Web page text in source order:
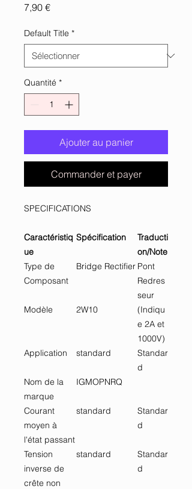
7,90 €Prix
Default Title *
Quantité *
Ajouter au panier
Commander et payer
SPECIFICATIONS
Caractéristiq
ue
Spécification
Traducti
on/Note
Type de
Composant
Bridge Rectifier Pont
Redres
seur
Modèle
2W10
(Indiqu
e 2A et
1000V)
Application
standard
Standar
d
Nom de la
marque
IGMOPNRQ
Courant
moyen à
l'état passant
standard
Standar
d
Tension
inverse de
crête non
standard
Standar
d